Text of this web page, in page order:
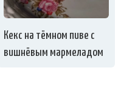
Кекс на тёмном пиве с
вишнёвым мармеладом